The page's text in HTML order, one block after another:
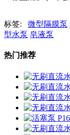
标签: 微型隔膜泵
型水泵 皂液泵
热门推荐